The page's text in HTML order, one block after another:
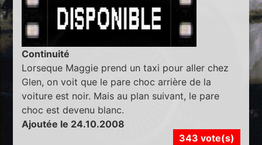
Continuité
Lorseque Maggie prend un taxi pour aller chez
Glen, on voit que le pare choc arrière de la
voiture est noir. Mais au plan suivant, le pare
choc est devenu blanc.
Ajoutée le 24.10.2008
343 vote(s)